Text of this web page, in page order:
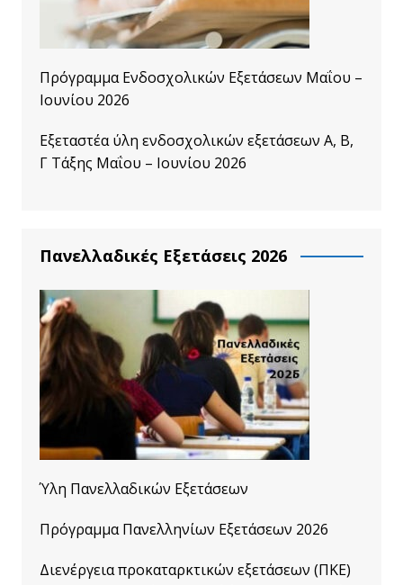
Πρόγραμμα Ενδοσχολικών Εξετάσεων Μαΐου –
Ιουνίου 2026
Εξεταστέα ύλη ενδοσχολικών εξετάσεων A, B,
Γ Τάξης Μαΐου – Ιουνίου 2026
Πανελλαδικές Εξετάσεις 2026
Ύλη Πανελλαδικών Εξετάσεων
Πρόγραμμα Πανελληνίων Εξετάσεων 2026
Διενέργεια προκαταρκτικών εξετάσεων (ΠΚΕ)